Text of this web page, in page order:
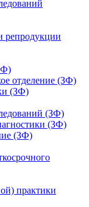
репродукции
отделение (ЗФ)
(ЗФ)
(ЗФ)
(ЗФ)
(ЗФ)
практики